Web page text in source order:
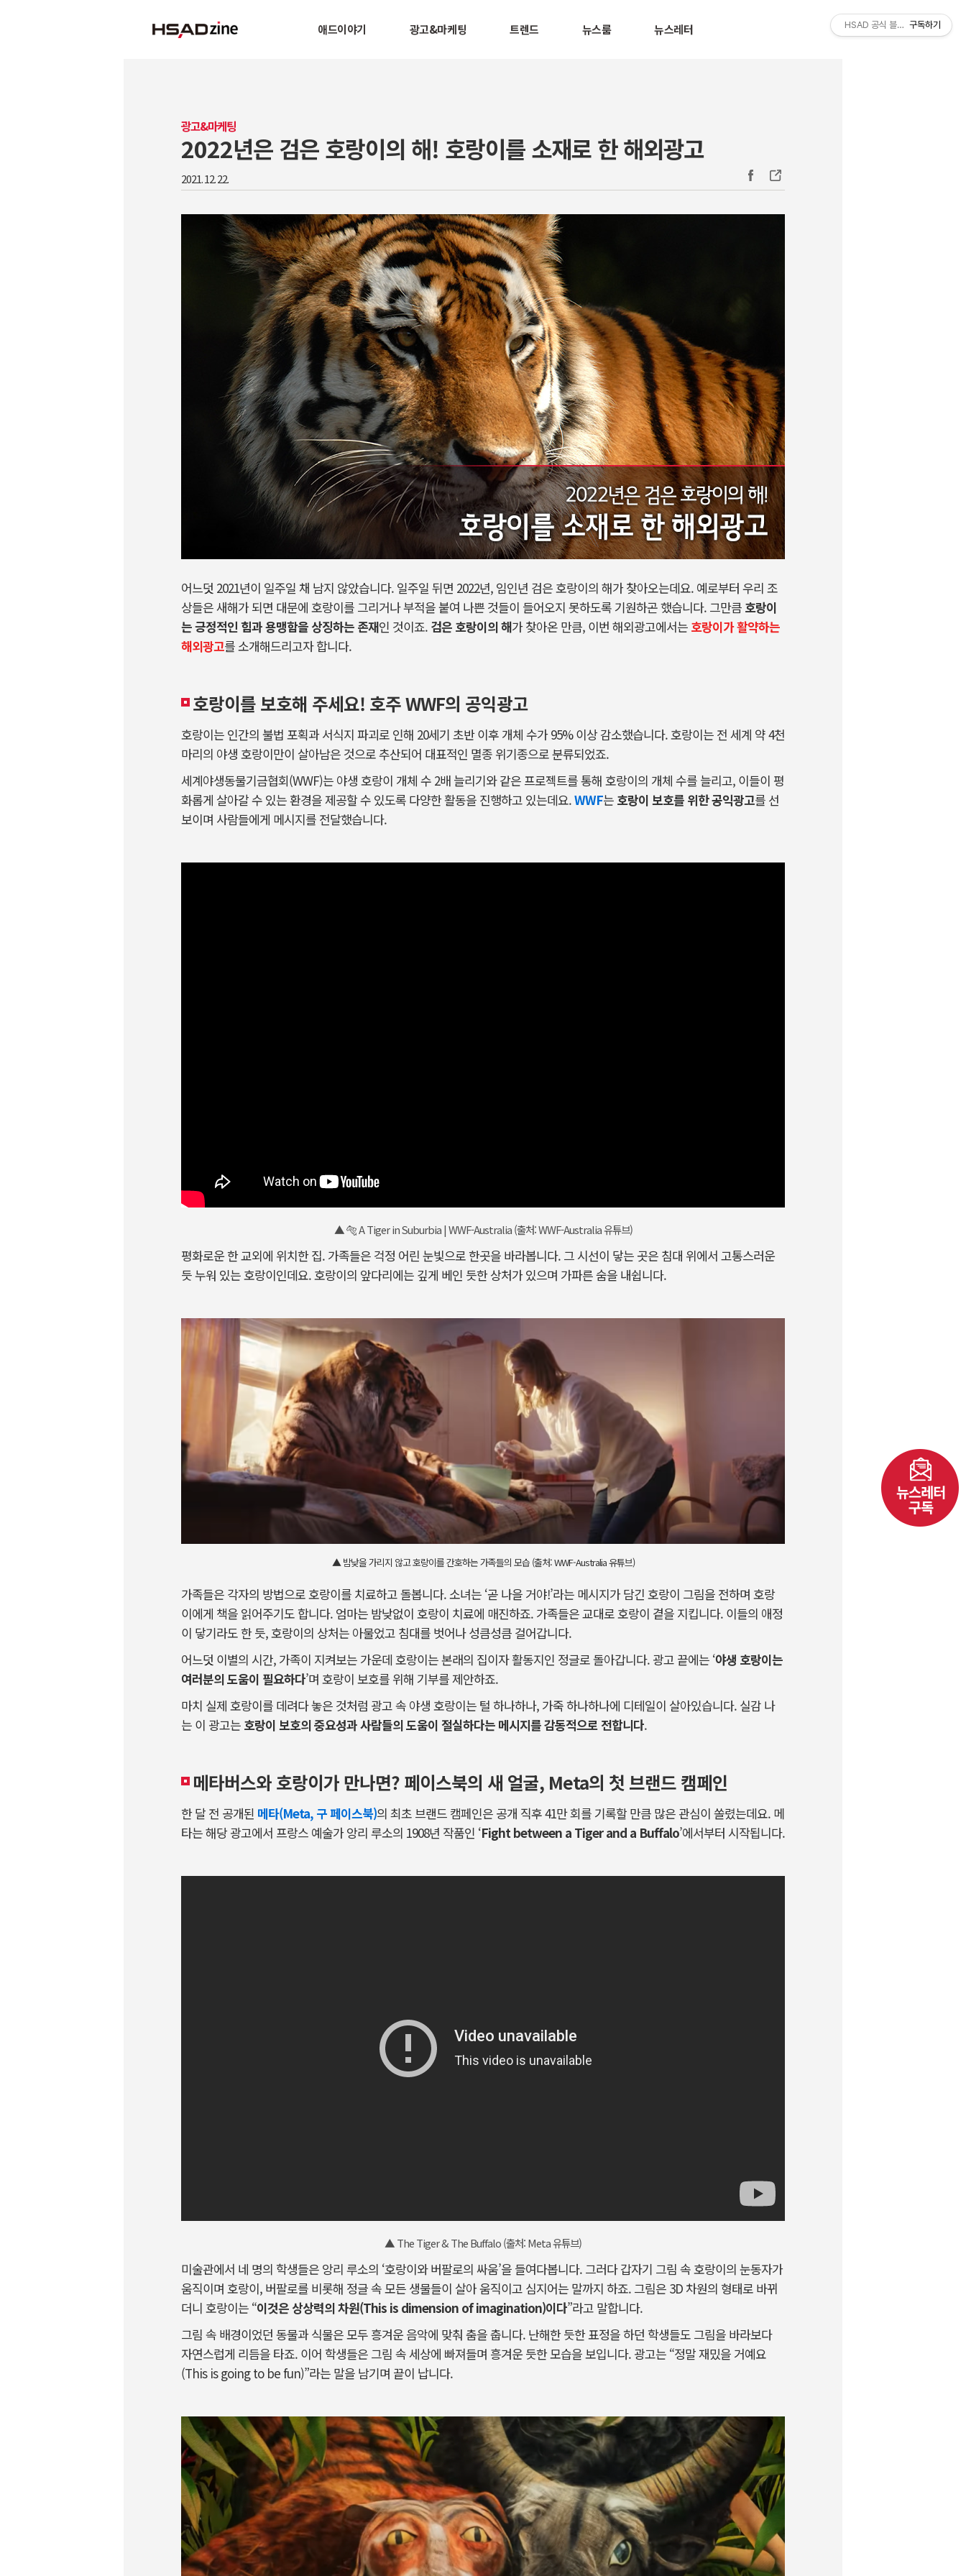
애드이야기 광고&마케팅 트렌드 뉴스룸 뉴스레터
광고&마케팅
2022년은 검은 호랑이의 해! 호랑이를 소재로 한 해외광고
2021. 12. 22.
어느덧 2021년이 일주일 채 남지 않았습니다. 일주일 뒤면 2022년, 임인년 검은 호랑이의 해가 찾아오는데요. 예로부터 우리 조
상들은 새해가 되면 대문에 호랑이를 그리거나 부적을 붙여 나쁜 것들이 들어오지 못하도록 기원하곤 했습니다. 그만큼 호랑이
는 긍정적인 힘과 용맹함을 상징하는 존재인 것이죠. 검은 호랑이의 해가 찾아온 만큼, 이번 해외광고에서는 호랑이가 활약하는
해외광고를 소개해드리고자 합니다.
호랑이를 보호해 주세요! 호주 WWF의 공익광고
호랑이는 인간의 불법 포획과 서식지 파괴로 인해 20세기 초반 이후 개체 수가 95% 이상 감소했습니다. 호랑이는 전 세계 약 4천
마리의 야생 호랑이만이 살아남은 것으로 추산되어 대표적인 멸종 위기종으로 분류되었죠.
세계야생동물기금협회(WWF)는 야생 호랑이 개체 수 2배 늘리기와 같은 프로젝트를 통해 호랑이의 개체 수를 늘리고, 이들이 평
화롭게 살아갈 수 있는 환경을 제공할 수 있도록 다양한 활동을 진행하고 있는데요.WWF는 호랑이 보호를 위한 공익광고를 선
보이며 사람들에게 메시지를 전달했습니다.
▲ 🐅 A Tiger in Suburbia | WWF-Australia (출처: WWF-Australia 유튜브)
평화로운 한 교외에 위치한 집. 가족들은 걱정 어린 눈빛으로 한곳을 바라봅니다. 그 시선이 닿는 곳은 침대 위에서 고통스러운
듯 누워 있는 호랑이인데요. 호랑이의 앞다리에는 깊게 베인 듯한 상처가 있으며 가파른 숨을 내쉽니다.
▲ 밤낮을 가리지 않고 호랑이를 간호하는 가족들의 모습 (출처: WWF-Australia 유튜브)
가족들은 각자의 방법으로 호랑이를 치료하고 돌봅니다. 소녀는 ‘곧 나을 거야!’라는 메시지가 담긴 호랑이 그림을 전하며 호랑
이에게 책을 읽어주기도 합니다. 엄마는 밤낮없이 호랑이 치료에 매진하죠. 가족들은 교대로 호랑이 곁을 지킵니다. 이들의 애정
이 닿기라도 한 듯, 호랑이의 상처는 아물었고 침대를 벗어나 성큼성큼 걸어갑니다.
어느덧 이별의 시간, 가족이 지켜보는 가운데 호랑이는 본래의 집이자 활동지인 정글로 돌아갑니다. 광고 끝에는 ‘야생 호랑이는
여러분의 도움이 필요하다’며 호랑이 보호를 위해 기부를 제안하죠.
마치 실제 호랑이를 데려다 놓은 것처럼 광고 속 야생 호랑이는 털 하나하나, 가죽 하나하나에 디테일이 살아있습니다. 실감 나
는 이 광고는 호랑이 보호의 중요성과 사람들의 도움이 절실하다는 메시지를 감동적으로 전합니다.
메타버스와 호랑이가 만나면? 페이스북의 새 얼굴, Meta의 첫 브랜드 캠페인
한 달 전 공개된 메타(Meta, 구 페이스북)의 최초 브랜드 캠페인은 공개 직후 41만 회를 기록할 만큼 많은 관심이 쏠렸는데요. 메
타는 해당 광고에서 프랑스 예술가 앙리 루소의 1908년 작품인 ‘Fight between a Tiger and a Buffalo’에서부터 시작됩니다.
▲ The Tiger & The Buffalo (출처: Meta 유튜브)
미술관에서 네 명의 학생들은 앙리 루소의 ‘호랑이와 버팔로의 싸움’을 들여다봅니다. 그러다 갑자기 그림 속 호랑이의 눈동자가
움직이며 호랑이, 버팔로를 비롯해 정글 속 모든 생물들이 살아 움직이고 심지어는 말까지 하죠. 그림은 3D 차원의 형태로 바뀌
더니 호랑이는 “이것은 상상력의 차원(This is dimension of imagination)이다”라고 말합니다.
그림 속 배경이었던 동물과 식물은 모두 흥겨운 음악에 맞춰 춤을 춥니다. 난해한 듯한 표정을 하던 학생들도 그림을 바라보다
자연스럽게 리듬을 타죠. 이어 학생들은 그림 속 세상에 빠져들며 흥겨운 듯한 모습을 보입니다. 광고는 “정말 재밌을 거예요
(This is going to be fun)”라는 말을 남기며 끝이 납니다.
HSAD 공식 블로그 HSADzine
구독하기